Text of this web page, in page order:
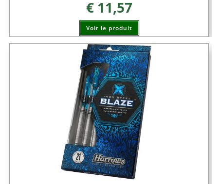
€11,57
Voir le produit